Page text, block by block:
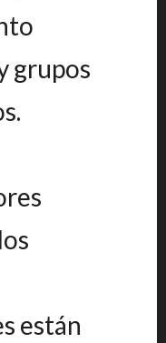
grupos
están